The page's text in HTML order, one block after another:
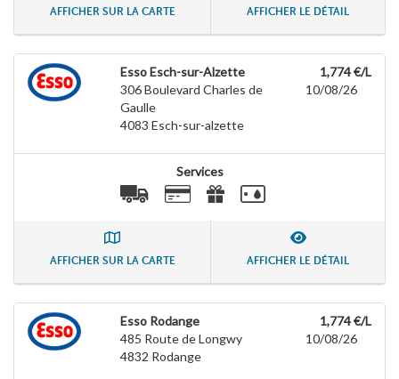
AFFICHER SUR LA CARTE AFFICHER LE DÉTAIL
Esso Esch-sur-Alzette
306 Boulevard Charles de
Gaulle
4083 Esch-sur-alzette
1,774 €/L
10/08/26
Services
AFFICHER SUR LA CARTE AFFICHER LE DÉTAIL
Esso Rodange
485 Route de Longwy
4832 Rodange
1,774 €/L
10/08/26